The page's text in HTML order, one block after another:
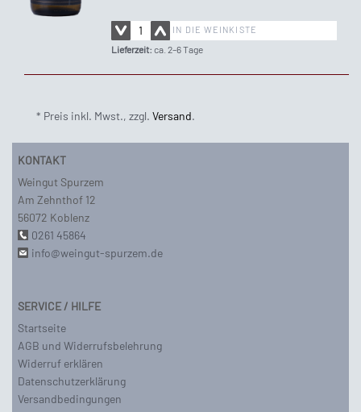
IN DIE WEINKISTE
Lieferzeit: ca. 2–6 Tage
* Preis inkl. Mwst., zzgl. Versand.
KONTAKT
Weingut Spurzem
Am Zehnthof 12
56072 Koblenz
0261 45864
info@weingut-spurzem.de
SERVICE / HILFE
Startseite
AGB und Widerrufsbelehrung
Widerruf erklären
Datenschutzerklärung
Versandbedingungen